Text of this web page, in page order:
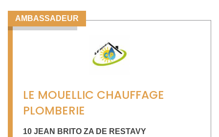
AMBASSADEUR
LE MOUELLIC CHAUFFAGE
PLOMBERIE
10 JEAN BRITO ZA DE RESTAVY